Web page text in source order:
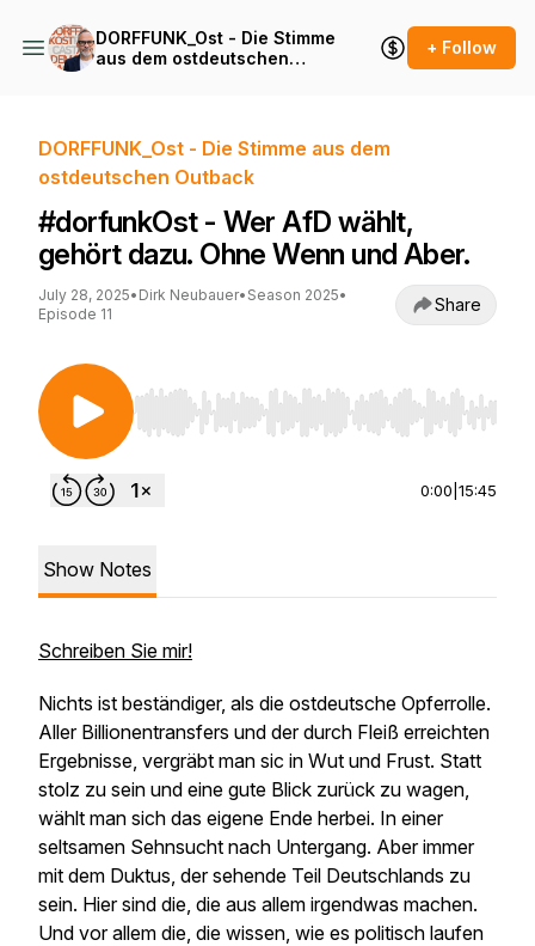
DORFFUNK_Ost - Die Stimme
aus dem ostdeutschen
+ Follow
DORFFUNK_Ost - Die Stimme aus dem
ostdeutschen Outback
#dorfunkOst - Wer AfD wählt,
gehört dazu. Ohne Wenn und Aber.
July 28, 2025• Dirk Neubauer• Season 2025•
Episode 11
Share
Use Left/Right to seek, Home/End to jump to
0:00 15:45
Show Notes
Schreiben Sie mir!
Nichts ist beständiger, als die ostdeutsche Opferrolle.
Aller Billionentransfers und der durch Fleiß erreichten
Ergebnisse, vergräbt man sic in Wut und Frust. Statt
stolz zu sein und eine gute Blick zurück zu wagen,
wählt man sich das eigene Ende herbei. In einer
seltsamen Sehnsucht nach Untergang. Aber immer
mit dem Duktus, der sehende Teil Deutschlands zu
sein. Hier sind die, die aus allem irgendwas machen.
Und vor allem die, die wissen, wie es politisch laufen